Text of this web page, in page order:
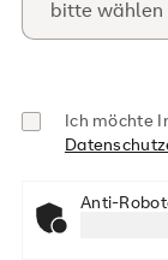
Ich möchte
Anti-